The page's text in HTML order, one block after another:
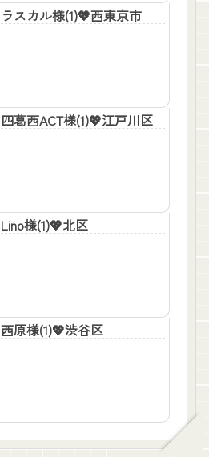
ラスカル様(1)💖西東京市
四葛西ACT様(1)💖江戸川区
Lino様(1)💖北区
西原様(1)💖渋谷区